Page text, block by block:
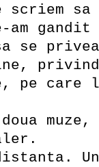
scriem
gandit
se
pe care